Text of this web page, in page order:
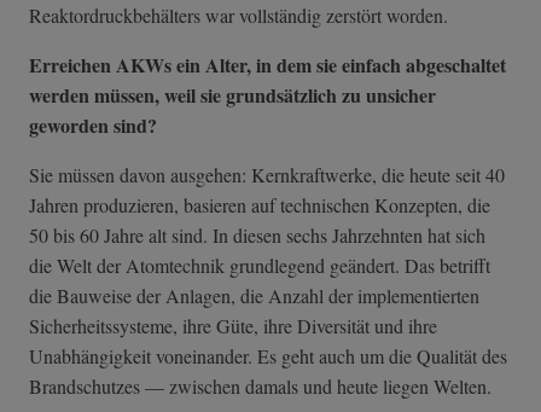
Reaktordruckbehälters war vollständig zerstört worden.
Erreichen AKWs ein Alter, in dem sie einfach abgeschaltet
werden müssen, weil sie grundsätzlich zu unsicher
geworden sind?
Sie müssen davon ausgehen: Kernkraftwerke, die heute seit 40
Jahren produzieren, basieren auf technischen Konzepten, die
50 bis 60 Jahre alt sind. In diesen sechs Jahrzehnten hat sich
die Welt der Atomtechnik grundlegend geändert. Das betrifft
die Bauweise der Anlagen, die Anzahl der implementierten
Sicherheitssysteme, ihre Güte, ihre Diversität und ihre
Unabhängigkeit voneinander. Es geht auch um die Qualität des
Brandschutzes — zwischen damals und heute liegen Welten.